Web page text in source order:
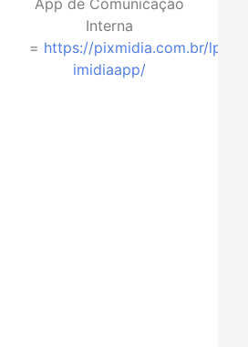
App de Comunicação
Interna
= ⁠https://pixmidia.com.br/lp-
imidiaapp/⁠